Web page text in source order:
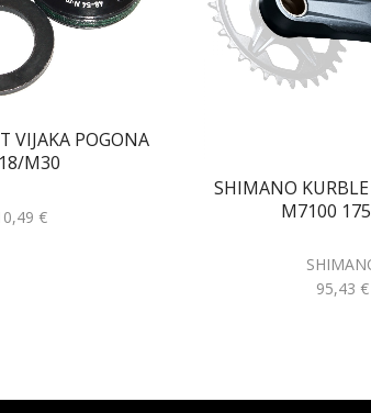
VIJAKA POGONA
M30
€
SHIMANO
M7100
95,43€